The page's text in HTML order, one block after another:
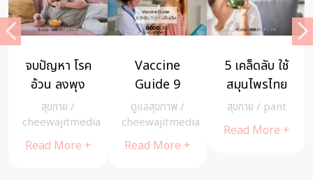
เคล็ดลับ ใช้
มุนไพรไทย
คลายร้อน
pant
More +
EASY
COOKING
ใบเตยมาก
ประโยชน์
สุขกาย/
cheewajitmedia
Read More +
ไข้เลือดออก ผู้
สูงอายุ ต้อง
ดูแลอย่างไร
สุขกาย/
cheewajitmedia